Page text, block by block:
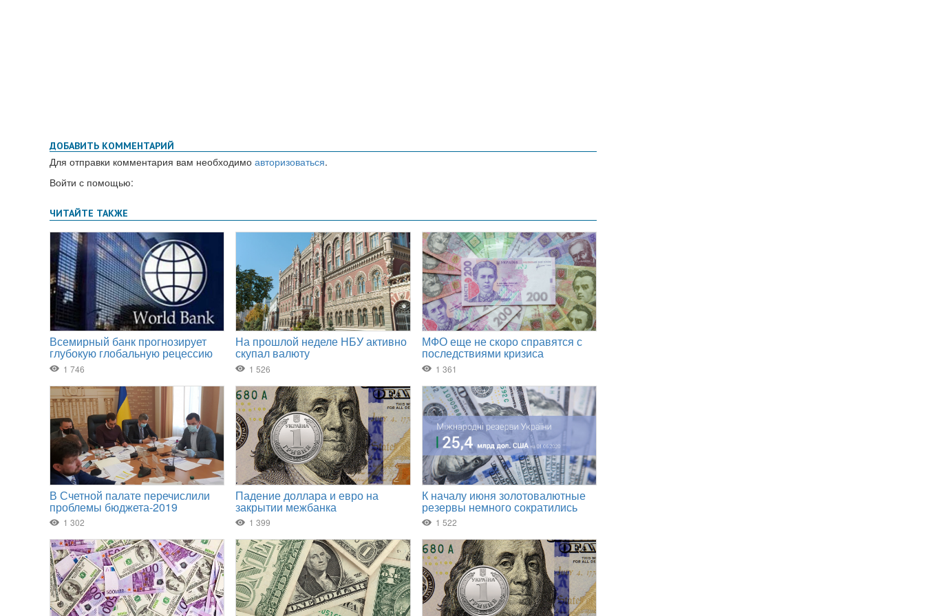
ДОБАВИТЬ КОММЕНТАРИЙ
Для отправки комментария вам необходимо авторизоваться.
Войти с помощью: